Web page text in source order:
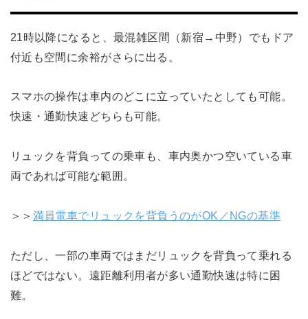
21時以降になると、最混雑区間（新宿→中野）でもドア
付近も空間に余裕がさらに出る。
スマホの操作は車内のどこに立っていたとしても可能。
快速・通勤快速どちらも可能。
リュックを背負っての乗車も、車内奥かつ空いている車
両であれば可能な範囲。
＞＞ 満員電車でリュックを背負うのがOK／NGの基準
ただし、一部の車両ではまだリュックを背負って乗れる
ほどではない。遠距離利用者が多い通勤快速は特に困
難。